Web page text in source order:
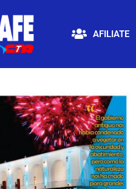
AFILIATE